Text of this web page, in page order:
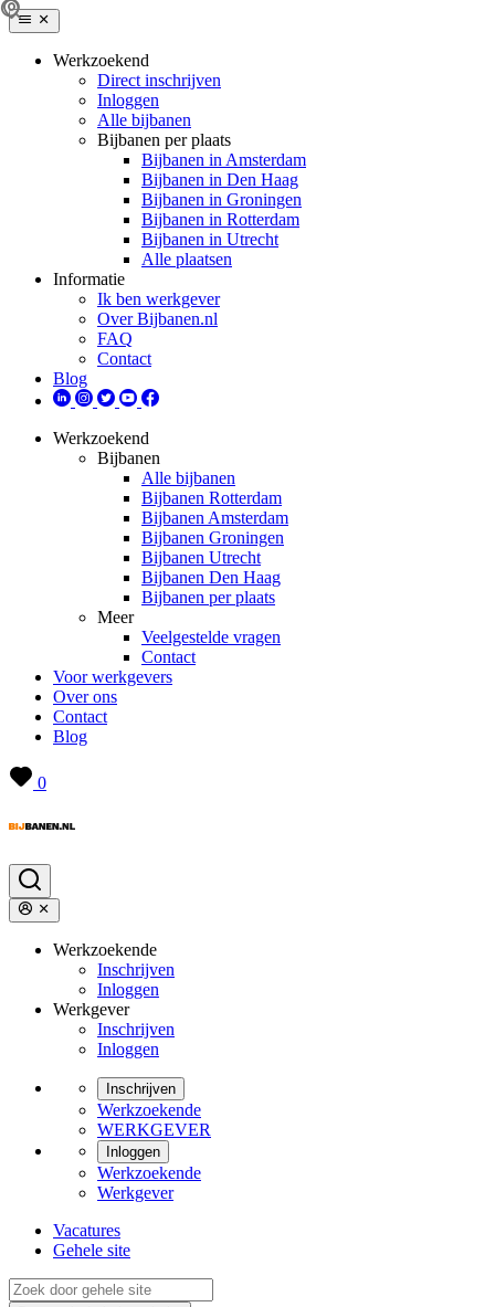
Werkzoekend
Direct inschrijven
Inloggen
Alle bijbanen
Bijbanen per plaats
Bijbanen in Amsterdam
Bijbanen in Den Haag
Bijbanen in Groningen
Bijbanen in Rotterdam
Bijbanen in Utrecht
Alle plaatsen
Informatie
Ik ben werkgever
Over Bijbanen.nl
FAQ
Contact
Blog
Werkzoekend
Bijbanen
Alle bijbanen
Bijbanen Rotterdam
Bijbanen Amsterdam
Bijbanen Groningen
Bijbanen Utrecht
Bijbanen Den Haag
Bijbanen per plaats
Meer
Veelgestelde vragen
Contact
Voor werkgevers
Over ons
Contact
Blog
0
Werkzoekende
Inschrijven
Inloggen
Werkgever
Inschrijven
Inloggen
Inschrijven
Werkzoekende
WERKGEVER
Inloggen
Werkzoekende
Werkgever
Vacatures
Gehele site